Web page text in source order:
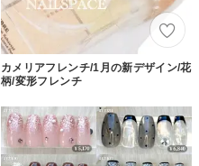
カメリアフレンチ/1月の新デザイン/花
柄/変形フレンチ